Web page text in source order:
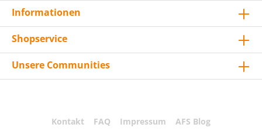
Informationen
Shopservice
Unsere Communities
Kontakt FAQ Impressum AFS Blog